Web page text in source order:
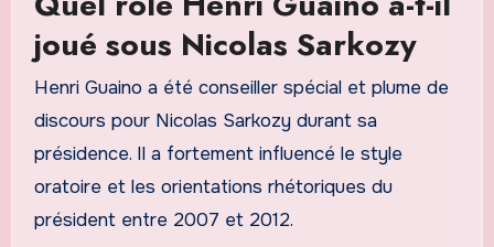
joué sous Nicolas Sarkozy
Henri Guaino a été conseiller spécial et plume de
discours pour Nicolas Sarkozy durant sa
présidence. Il a fortement influencé le style
oratoire et les orientations rhétoriques du
président entre 2007 et 2012.